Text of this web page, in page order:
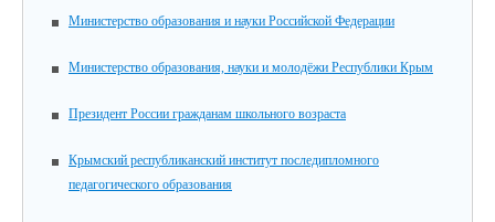
Министерство образования и науки Российской Федерации
Министерство образования, науки и молодёжи Республики Крым
Президент России гражданам школьного возраста
Крымский республиканский институт последипломного
педагогического образования